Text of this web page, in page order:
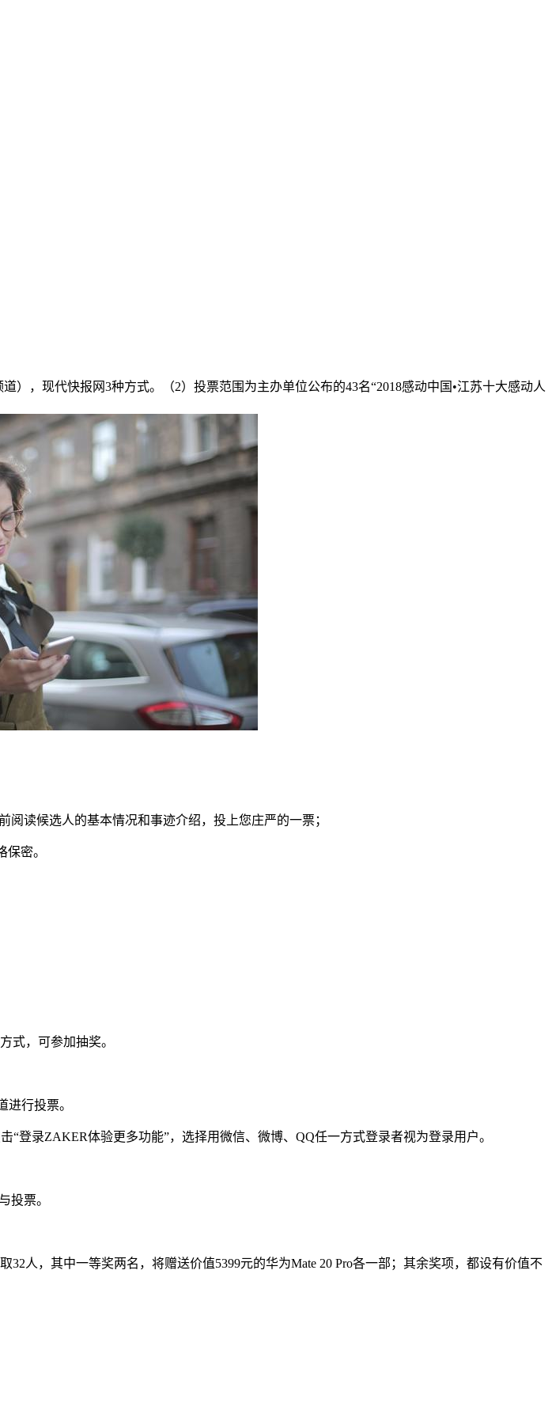
，现代快报网3种方式。（2）投票范围为主办单位公布的43名“2018感动中国•江苏十大感动人
阅读候选人的基本情况和事迹介绍，投上您庄严的一票；
密。
式，可参加抽奖。
行投票。
登录ZAKER体验更多功能”，选择用微信、微博、QQ任一方式登录者视为登录用户。
投票。
人，其中一等奖两名，将赠送价值5399元的华为Mate 20 Pro各一部；其余奖项，都设有价值不